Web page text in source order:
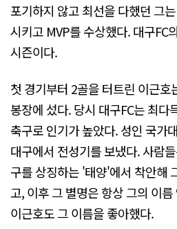
포기하지 않고 최선을 다했던 그
시키고 MVP를 수상했다. 대구FC
시즌이다.
첫 경기부터 2골을 터트린 이근호
봉장에 섰다. 당시 대구FC는 최다
축구로 인기가 높았다. 성인 국가
대구에서 전성기를 보냈다. 사람
구를 상징하는 '태양'에서 착안해
고, 이후 그 별명은 항상 그의 이
이근호도 그 이름을 좋아했다.